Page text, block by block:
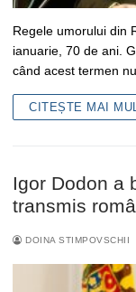
Regele umorului din
ianuarie, 70 de ani.
când acest termen
CITEȘTE MAI
Igor Dodon a
transmis
DOINA STIMPOVSCHII